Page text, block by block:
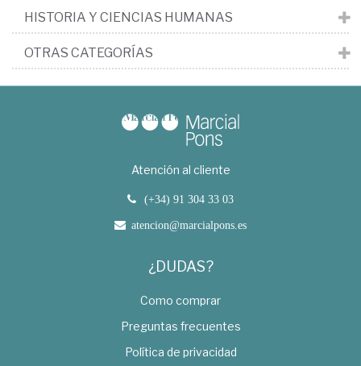
HISTORIA Y CIENCIAS HUMANAS
OTRAS CATEGORÍAS
Atención al cliente
(+34) 91 304 33 03
atencion@marcialpons.es
¿DUDAS?
Como comprar
Preguntas frecuentes
Política de privacidad